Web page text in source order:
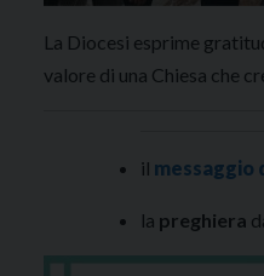
La Diocesi esprime
valore di una Chiesa che
il messaggio
la preghiera